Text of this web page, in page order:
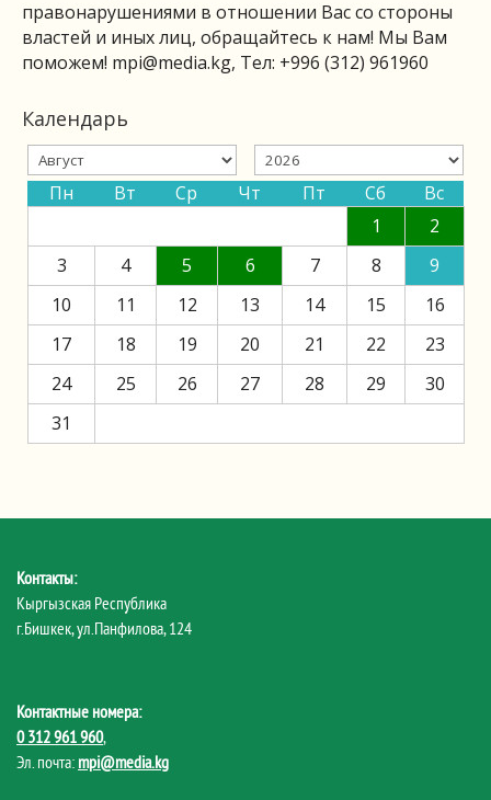
правонарушениями в отношении Вас со стороны
властей и иных лиц, обращайтесь к нам! Мы Вам
поможем! mpi@media.kg, Тел: +996 (312) 961960
Календарь
Пн Вт Ср Чт Пт Сб
Вс
1
2
3
4 5 6 7 8
9
10
11 12 13 14 15
16
17
18 19 20 21 22
23
24
25 26 27 28 29
30
31
Контакты:
Кыргызская Республика
г.Бишкек, ул.Панфилова, 124
Контактные номера:
0 312 961 960,
Эл. почта: mpi@media.kg